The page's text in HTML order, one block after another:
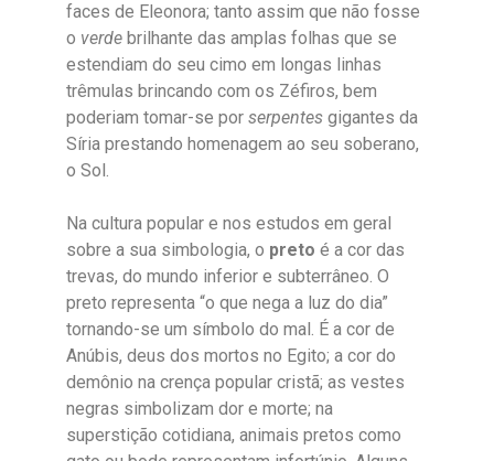
faces de Eleonora; tanto assim que não fosse
o verde brilhante das amplas folhas que se
estendiam do seu cimo em longas linhas
trêmulas brincando com os Zéfiros, bem
poderiam tomar-se por serpentes gigantes da
Síria prestando homenagem ao seu soberano,
o Sol.
Na cultura popular e nos estudos em geral
sobre a sua simbologia, o preto é a cor das
trevas, do mundo inferior e subterrâneo. O
preto representa “o que nega a luz do dia”
tornando-se um símbolo do mal. É a cor de
Anúbis, deus dos mortos no Egito; a cor do
demônio na crença popular cristã; as vestes
negras simbolizam dor e morte; na
superstição cotidiana, animais pretos como